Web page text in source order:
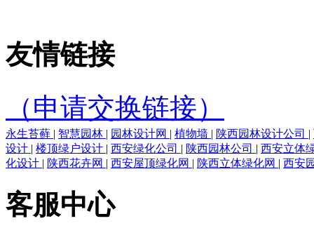
友情链接
（申请交换链接）
永生苔藓 | 智慧园林 | 园林设计网 | 植物墙 | 陕西园林设计公司 |
设计 | 楼顶绿户设计 | 西安绿化公司 | 陕西园林公司 | 西安立体
化设计 | 陕西花卉网 | 西安屋顶绿化网 | 陕西立体绿化网 | 西安
客服中心